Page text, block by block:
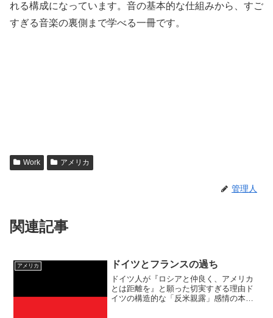
れる構成になっています。音の基本的な仕組みから、すご
すぎる音楽の裏側まで学べる一冊です。
Work アメリカ
管理人
関連記事
アメリカ ドイツとフランスの過ち
ドイツ人が『ロシアと仲良く、アメリカ
とは距離を』と願った切実すぎる理由ド
イツの構造的な「反米親露」感情の本質